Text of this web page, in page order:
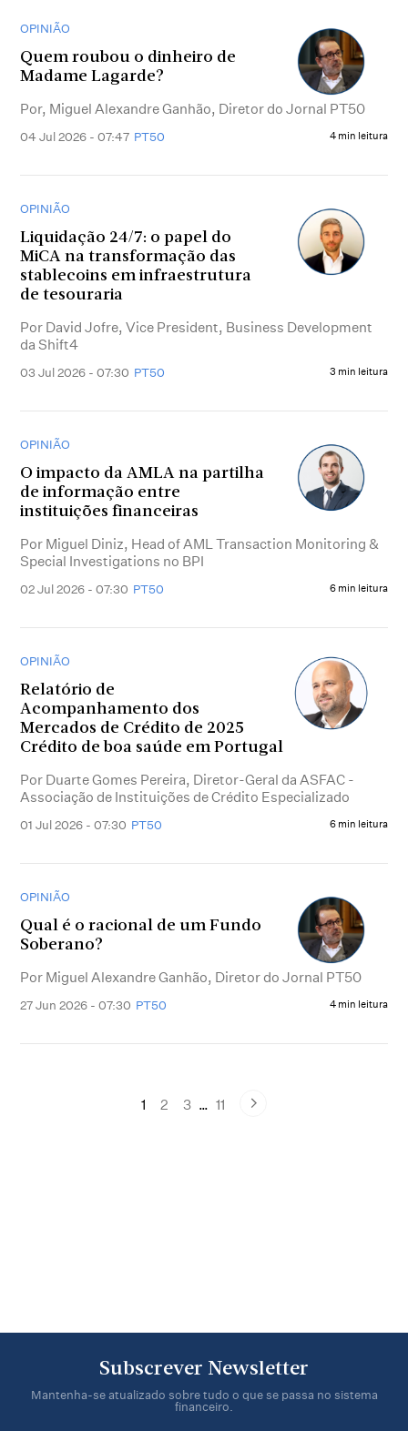
OPINIÃO
Quem roubou o dinheiro de
Madame Lagarde?
Por, Miguel Alexandre Ganhão, Diretor do Jornal PT50
04 Jul 2026 - 07:47 PT50 4 min leitura
OPINIÃO
Liquidação 24/7: o papel do
MiCA na transformação das
stablecoins em infraestrutura
de tesouraria
Por David Jofre, Vice President, Business Development
da Shift4
03 Jul 2026 - 07:30 PT50 3 min leitura
OPINIÃO
O impacto da AMLA na partilha
de informação entre
instituições financeiras
Por Miguel Diniz, Head of AML Transaction Monitoring &
Special Investigations no BPI
02 Jul 2026 - 07:30 PT50 6 min leitura
OPINIÃO
Relatório de
Acompanhamento dos
Mercados de Crédito de 2025
Crédito de boa saúde em Portugal
Por Duarte Gomes Pereira, Diretor-Geral da ASFAC -
Associação de Instituições de Crédito Especializado
01 Jul 2026 - 07:30 PT50 6 min leitura
OPINIÃO
Qual é o racional de um Fundo
Soberano?
Por Miguel Alexandre Ganhão, Diretor do Jornal PT50
27 Jun 2026 - 07:30 PT50 4 min leitura
1 2 3 … 11
Subscrever Newsletter
Mantenha-se atualizado sobre tudo o que se passa no sistema
financeiro.